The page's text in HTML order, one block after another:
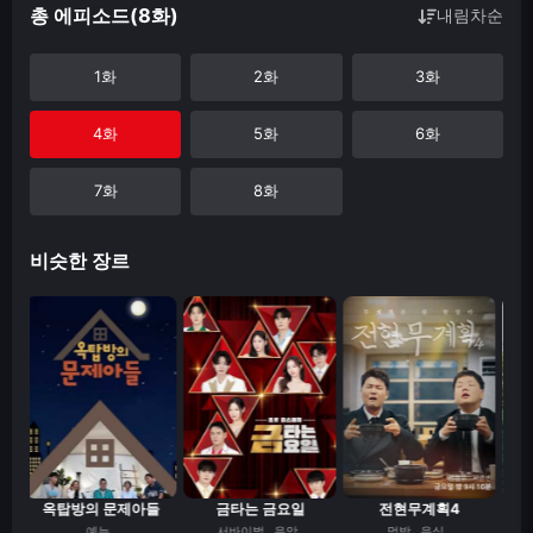
총 에피소드(8화) 내림차순
1화 2화 3화
4화 5화 6화
7화 8화
비슷한 장르
옥탑방의 문제아들 금타는 금요일 전현무계획4